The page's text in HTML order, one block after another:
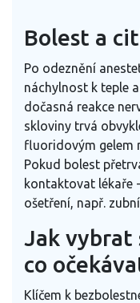
Bolest a
Po odeznění
náchylnost k teple a
dočasná reakce
skloviny trvá
fluoridovým gelem
Pokud bolest
kontaktovat lékaře
ošetření, např. zubní
Jak vybrat
co
Klíčem k